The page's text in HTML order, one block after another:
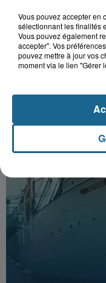
NOS
Vous pouvez accepter en
sélectionnant les finalités
Vous pouvez également
accepter". Vos
pouvez mettre à jour vos
moment via le lien "Gérer